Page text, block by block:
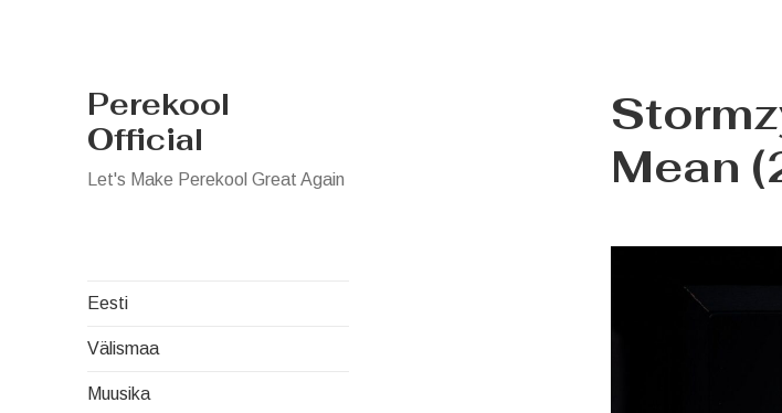
Perekool
Official
Let's Make Perekool Great Again
Eesti
Välismaa
Muusika
Mean